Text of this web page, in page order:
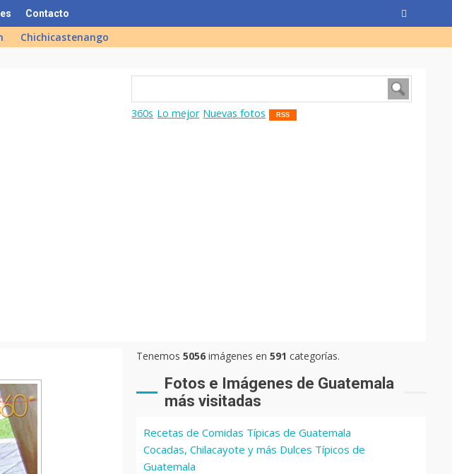
Contacto
Chichicastenango
360s Lo mejor Nuevas fotos RSS
Tenemos5056 imágenes en591 categorías.
Fotos e Imágenes de Guatemala
más visitadas
Recetas de Comidas Típicas de Guatemala
Cocadas, Chilacayote y más Dulces Típicos de
Guatemala